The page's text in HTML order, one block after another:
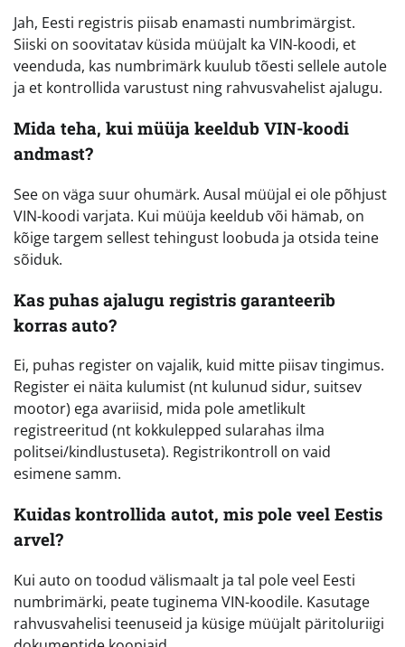
Jah, Eesti registris piisab enamasti numbrimärgist.
Siiski on soovitatav küsida müüjalt ka VIN-koodi, et
veenduda, kas numbrimärk kuulub tõesti sellele autole
ja et kontrollida varustust ning rahvusvahelist ajalugu.
Mida teha, kui müüja keeldub VIN-koodi
andmast?
See on väga suur ohumärk. Ausal müüjal ei ole põhjust
VIN-koodi varjata. Kui müüja keeldub või hämab, on
kõige targem sellest tehingust loobuda ja otsida teine
sõiduk.
Kas puhas ajalugu registris garanteerib
korras auto?
Ei, puhas register on vajalik, kuid mitte piisav tingimus.
Register ei näita kulumist (nt kulunud sidur, suitsev
mootor) ega avariisid, mida pole ametlikult
registreeritud (nt kokkulepped sularahas ilma
politsei/kindlustuseta). Registrikontroll on vaid
esimene samm.
Kuidas kontrollida autot, mis pole veel Eestis
arvel?
Kui auto on toodud välismaalt ja tal pole veel Eesti
numbrimärki, peate tuginema VIN-koodile. Kasutage
rahvusvahelisi teenuseid ja küsige müüjalt päritoluriigi